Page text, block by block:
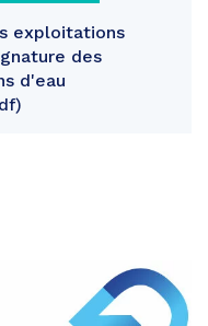
exploitations
des
d'eau